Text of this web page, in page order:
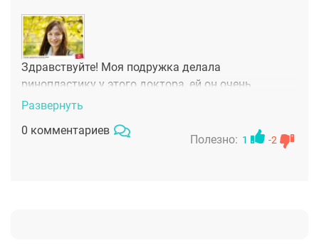
Здравствуйте! Моя подружка делала
ринопластику у этого доктора, ей он очень
понравился. У меня, тоже есть проблемы с носом
носа, хочется как то уменьшить его, сделать по
тоньше. Но,я пока преодолеваю страхи. Девчонки,
Развернуть
0 комментариев
Полезно: 1 -2